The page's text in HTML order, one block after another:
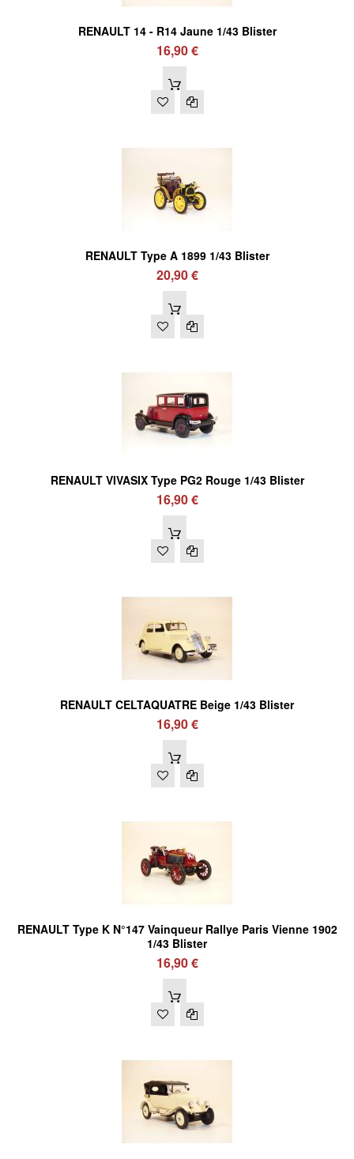
RENAULT 14 - R14 Jaune 1/43 Blister
16,90 €
RENAULT Type A 1899 1/43 Blister
20,90 €
RENAULT VIVASIX Type PG2 Rouge 1/43 Blister
16,90 €
RENAULT CELTAQUATRE Beige 1/43 Blister
16,90 €
RENAULT Type K N°147 Vainqueur Rallye Paris Vienne 1902
1/43 Blister
16,90 €